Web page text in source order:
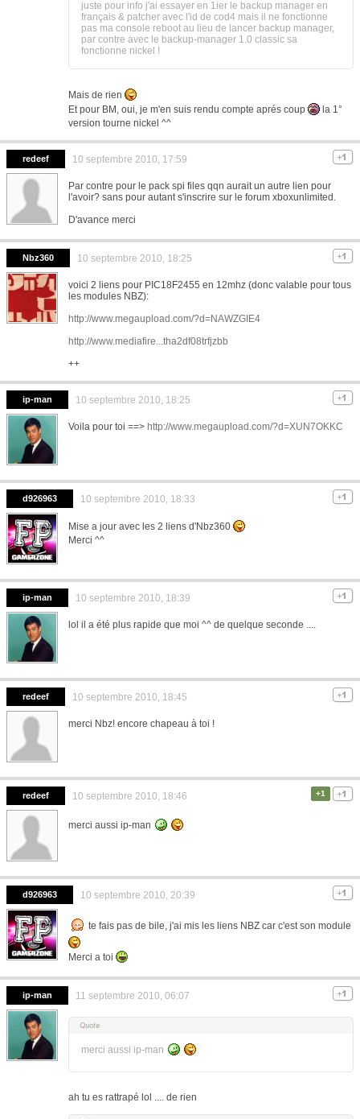
juste pour info j'ai essayer en 1ier le backup manager en
français & patcher avec l'id de cod4 mais il ne fonctionne
pas ma console reboot au lieu de lancer backup manager,
par contre avec le backup-manager 1.0 classic sa
fonctionne nickel !
Mais de rien
Et pour BM, oui, je m'en suis rendu compte aprés coup
la 1°
version tourne nickel ^^
redeef 10 septembre 2010, 17:59
Par contre pour le pack spi files qqn aurait un autre lien pour
l'avoir? sans pour autant s'inscrire sur le forum xboxunlimited.
D'avance merci
Nbz360 10 septembre 2010, 18:25
voici 2 liens pour PIC18F2455 en 12mhz (donc valable pour tous
les modules NBZ):
http://www.megaupload.com/?d=NAWZGIE4
http://www.mediafire...tha2df08trfjzbb
++
ip-man 10 septembre 2010, 18:25
Voila pour toi ==> http://www.megaupload.com/?d=XUN7OKKC
d926963 10 septembre 2010, 18:33
Mise a jour avec les 2 liens d'Nbz360
Merci ^^
ip-man 10 septembre 2010, 18:39
lol il a été plus rapide que moi ^^ de quelque seconde ....
redeef 10 septembre 2010, 18:45
merci Nbz! encore chapeau à toi !
redeef 10 septembre 2010, 18:46 +1
merci aussi ip-man
d926963 10 septembre 2010, 20:39
te fais pas de bile, j'ai mis les liens NBZ car c'est son module
Merci a toi
ip-man 11 septembre 2010, 06:07
merci aussi ip-man
ah tu es rattrapé lol .... de rien